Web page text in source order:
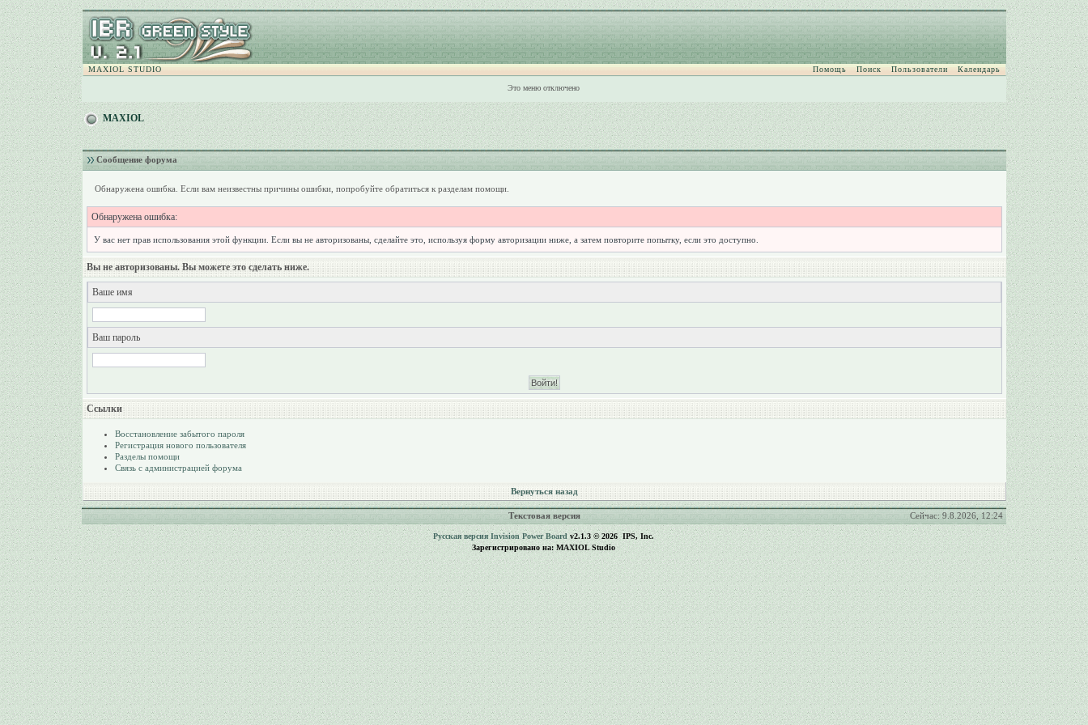
MAXIOL STUDIO Помощь Поиск Пользователи Календарь
Это меню отключено
MAXIOL
Сообщение форума
Обнаружена ошибка. Если вам неизвестны причины ошибки, попробуйте обратиться к разделам помощи.
Обнаружена ошибка:
У вас нет прав использования этой функции. Если вы не авторизованы, сделайте это, используя форму авторизации ниже, а затем повторите попытку, если это доступно.
Вы не авторизованы. Вы можете это сделать ниже.
Ваше имя
Ваш пароль
Ссылки
Восстановление забытого пароля
Регистрация нового пользователя
Разделы помощи
Связь с администрацией форума
Вернуться назад
Текстовая версия Сейчас: 9.8.2026, 12:24
Русская версия Invision Power Boardv2.1.3 © 2026 IPS, Inc.
Зарегистрировано на: MAXIOL Studio